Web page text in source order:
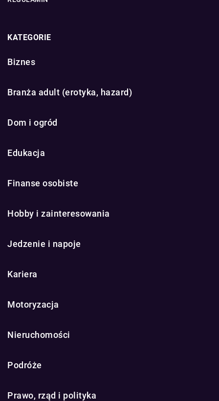
KATEGORIE
Biznes
Branża adult (erotyka, hazard)
Dom i ogród
Edukacja
Finanse osobiste
Hobby i zainteresowania
Jedzenie i napoje
Kariera
Motoryzacja
Nieruchomości
Podróże
Prawo, rząd i polityka